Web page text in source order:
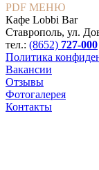
PDF МЕНЮ
Кафе Lobbi Bar
Ставрополь, ул.
тел.: (8652) 727-000
Политика
Вакансии
Отзывы
Фотогалерея
Контакты